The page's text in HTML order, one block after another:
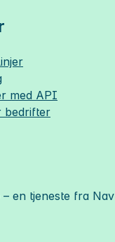
med API
bedrifter
– en tjeneste fra Nav